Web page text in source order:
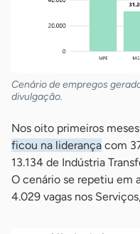
Cenário de empregos
divulgação.
Nos oito primeiros
ficou na liderança com
13.134 de Indústria
O cenário se repetiu em
4.029 vagas nos